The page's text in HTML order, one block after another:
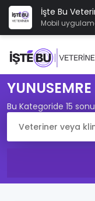
İşte Bu
Mobil
YUNUSEMRE
Bu Kategoride 15